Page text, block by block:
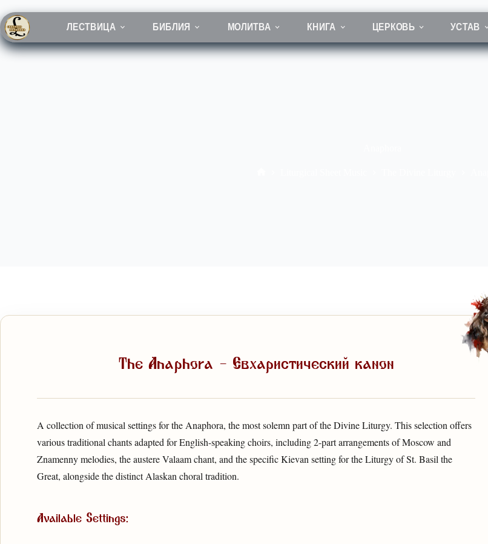
к
сути
ЛЕСТВИЦА БИБЛИЯ МОЛИТВА КНИГА ЦЕРКОВЬ УСТАВ
The Anaphora — Евхаристический канон
A collection of musical settings for the Anaphora, the most solemn part of the Divine Liturgy. This selection offers
various traditional chants adapted for English-speaking choirs, including 2-part arrangements of Moscow and
Znamenny melodies, the austere Valaam chant, and the specific Kievan setting for the Liturgy of St. Basil the
Great, alongside the distinct Alaskan choral tradition.
Available Settings: